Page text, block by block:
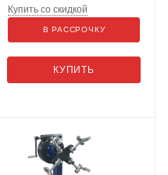
КУПИТЬ
Купить со скидкой
В РАССРОЧКУ